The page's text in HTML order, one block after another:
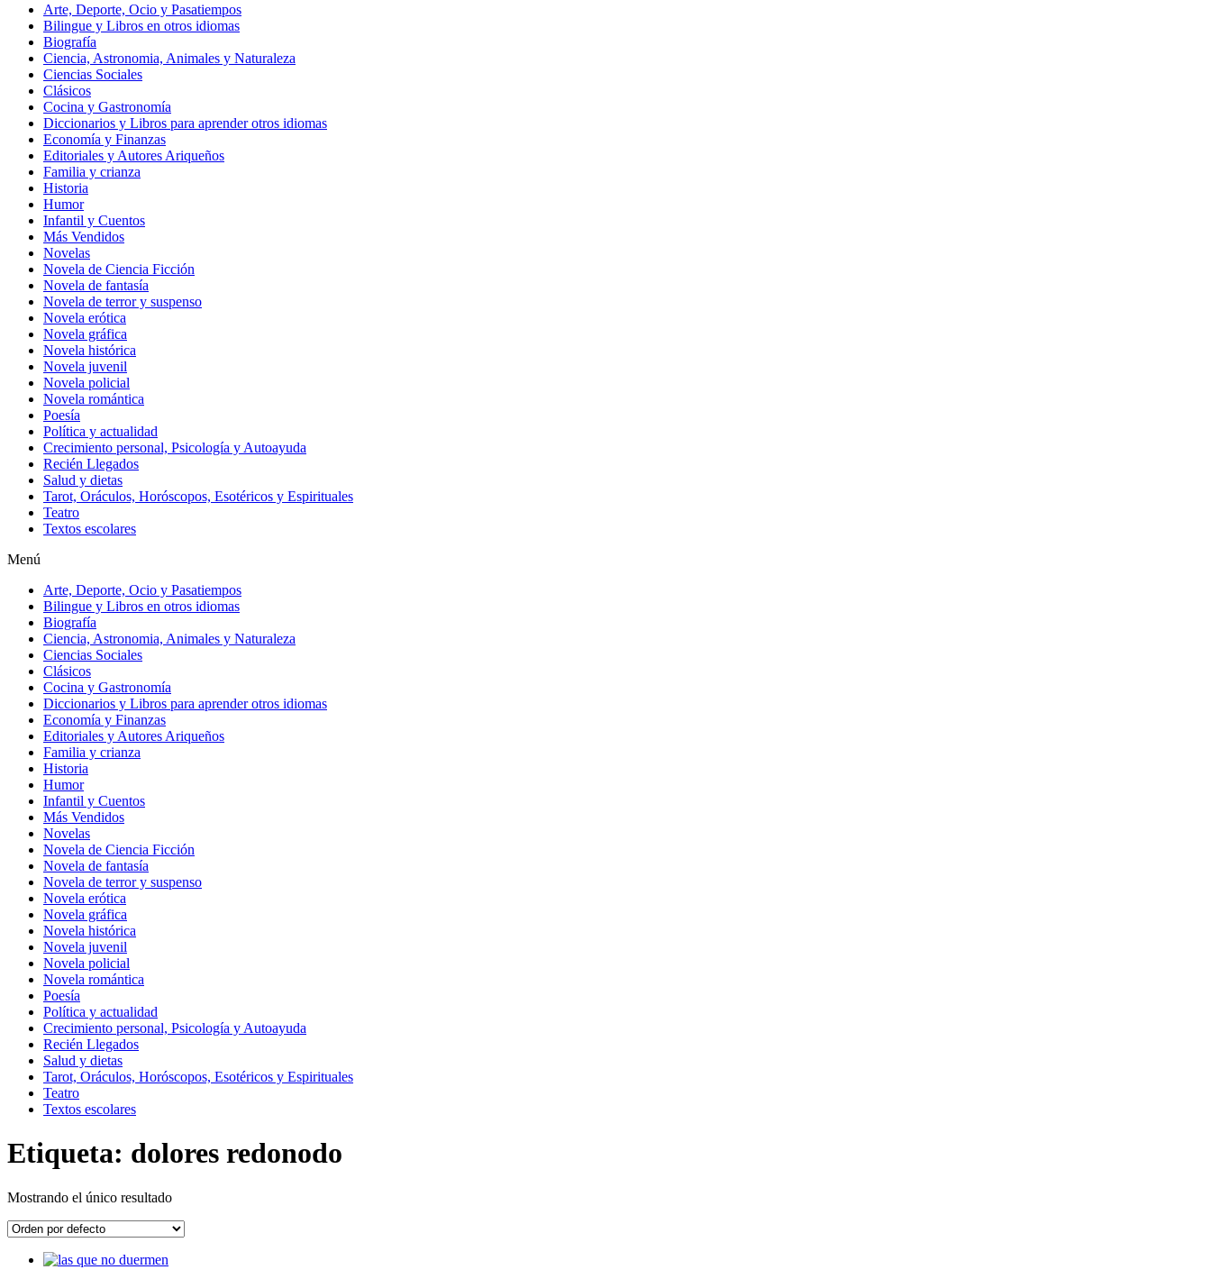
Arte, Deporte, Ocio y Pasatiempos
Bilingue y Libros en otros idiomas
Biografía
Ciencia, Astronomia, Animales y Naturaleza
Ciencias Sociales
Clásicos
Cocina y Gastronomía
Diccionarios y Libros para aprender otros idiomas
Economía y Finanzas
Editoriales y Autores Ariqueños
Familia y crianza
Historia
Humor
Infantil y Cuentos
Más Vendidos
Novelas
Novela de Ciencia Ficción
Novela de fantasía
Novela de terror y suspenso
Novela erótica
Novela gráfica
Novela histórica
Novela juvenil
Novela policial
Novela romántica
Poesía
Política y actualidad
Crecimiento personal, Psicología y Autoayuda
Recién Llegados
Salud y dietas
Tarot, Oráculos, Horóscopos, Esotéricos y Espirituales
Teatro
Textos escolares
Menú
Arte, Deporte, Ocio y Pasatiempos
Bilingue y Libros en otros idiomas
Biografía
Ciencia, Astronomia, Animales y Naturaleza
Ciencias Sociales
Clásicos
Cocina y Gastronomía
Diccionarios y Libros para aprender otros idiomas
Economía y Finanzas
Editoriales y Autores Ariqueños
Familia y crianza
Historia
Humor
Infantil y Cuentos
Más Vendidos
Novelas
Novela de Ciencia Ficción
Novela de fantasía
Novela de terror y suspenso
Novela erótica
Novela gráfica
Novela histórica
Novela juvenil
Novela policial
Novela romántica
Poesía
Política y actualidad
Crecimiento personal, Psicología y Autoayuda
Recién Llegados
Salud y dietas
Tarot, Oráculos, Horóscopos, Esotéricos y Espirituales
Teatro
Textos escolares
Etiqueta: dolores redonodo
Mostrando el único resultado